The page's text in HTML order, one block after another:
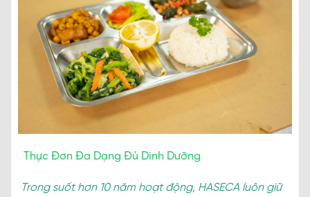
Thực Đơn Đa Dạng Đủ Dinh Dưỡng
Trong suốt hơn 10 năm hoạt động, HASECA luôn giữ